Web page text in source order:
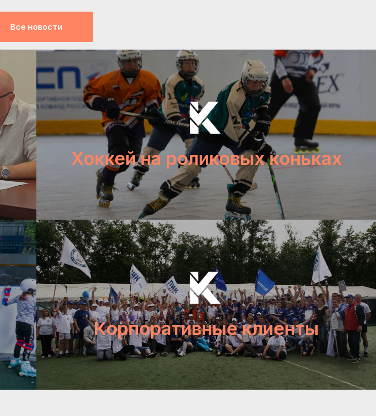
Все новости
Хоккей на роликовых коньках
Корпоративные клиенты